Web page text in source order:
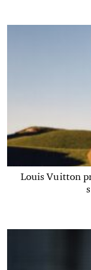
Louis Vuitton